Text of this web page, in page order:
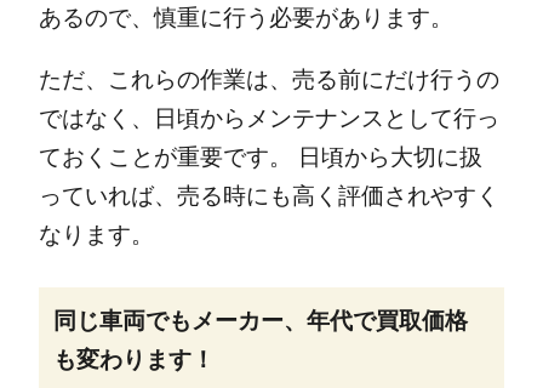
あるので、慎重に行う必要があります。
ただ、これらの作業は、売る前にだけ行うの
ではなく、日頃からメンテナンスとして行っ
ておくことが重要です。
日頃から大切に扱
っていれば、売る時にも高く評価されやすく
なります。
同じ車両でもメーカー、年代で買取価格
も変わります！